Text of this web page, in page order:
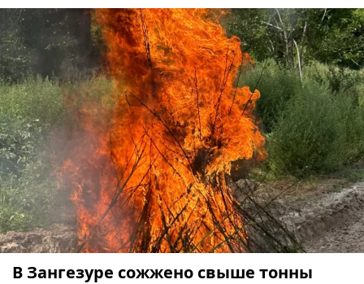
В Зангезуре сожжено свыше тонны